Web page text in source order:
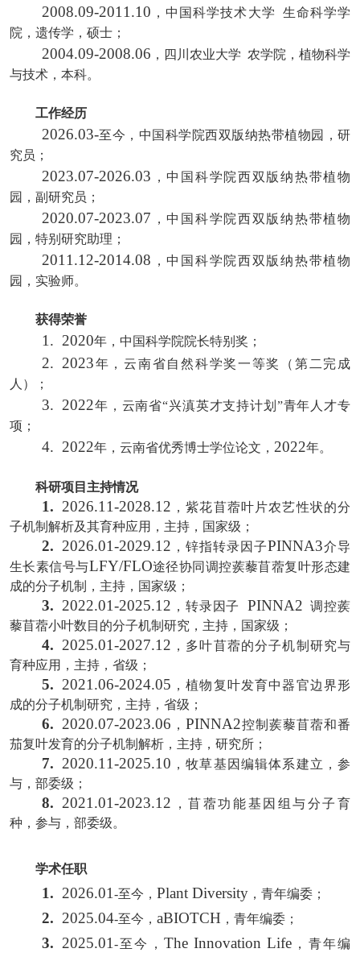
2008.09-2011.10 ，中国科学技术大学 生命科学学
院，遗传学，硕士；
2004.09-2008.06 ，四川农业大学 农学院，植物科学
与技术，本科。
工作经历
2026.03-至今，中国科学院西双版纳热带植物园，研
究员；
2023.07-2026.03 ，中国科学院西双版纳热带植物
园，副研究员；
2020.07-2023.07 ，中国科学院西双版纳热带植物
园，特别研究助理；
2011.12-2014.08 ，中国科学院西双版纳热带植物
园，实验师。
获得荣誉
1. 2020年，中国科学院院长特别奖；
2. 2023年，云南省自然科学奖一等奖（第二完成
人）；
3. 2022年，云南省“兴滇英才支持计划”青年人才专
项；
4. 2022年，云南省优秀博士学位论文， 2022年。
科研项目主持情况
1. 2026.11-2028.12 ，紫花苜蓿叶片农艺性状的分
子机制解析及其育种应用，主持，国家级；
2. 2026.01-2029.12 ，锌指转录因子PINNA3介导
生长素信号与LFY/FLO途径协同调控蒺藜苜蓿复叶形态建
成的分子机制，主持，国家级；
3. 2022.01-2025.12 ，转录因子 PINNA2 调控蒺
藜苜蓿小叶数目的分子机制研究，主持，国家级；
4. 2025.01-2027.12 ，多叶苜蓿的分子机制研究与
育种应用，主持，省级；
5. 2021.06-2024.05 ，植物复叶发育中器官边界形
成的分子机制研究，主持，省级；
6. 2020.07-2023.06 ， PINNA2控制蒺藜苜蓿和番
茄复叶发育的分子机制解析，主持，研究所；
7. 2020.11-2025.10 ，牧草基因编辑体系建立，参
与，部委级；
8. 2021.01-2023.12 ，苜蓿功能基因组与分子育
种，参与，部委级。
学术任职
1. 2026.01 -至今， Plant Diversity ，青年编委；
2. 2025.04-至今， aBIOTCH ，青年编委；
3. 2025.01 -至今， The Innovation Life ，青年编